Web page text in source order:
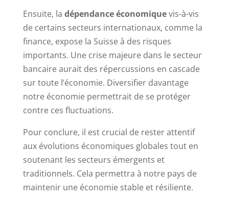
Ensuite, la dépendance économiquevis-à-vis
de certains secteurs internationaux, comme la
finance, expose la Suisse à des risques
importants. Une crise majeure dans le secteur
bancaire aurait des répercussions en cascade
sur toute l’économie. Diversifier davantage
notre économie permettrait de se protéger
contre ces fluctuations.
Pour conclure, il est crucial de rester attentif
aux évolutions économiques globales tout en
soutenant les secteurs émergents et
traditionnels. Cela permettra à notre pays de
maintenir une économie stable et résiliente.